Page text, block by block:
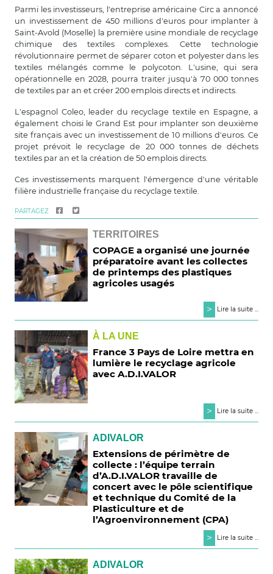
Parmi les investisseurs, l'entreprise américaine Circ a annoncé
un investissement de 450 millions d'euros pour implanter à
Saint-Avold (Moselle) la première usine mondiale de recyclage
chimique des textiles complexes. Cette technologie
révolutionnaire permet de séparer coton et polyester dans les
textiles mélangés comme le polycoton. L'usine, qui sera
opérationnelle en 2028, pourra traiter jusqu'à 70 000 tonnes
de textiles par an et créer 200 emplois directs et indirects.
L'espagnol Coleo, leader du recyclage textile en Espagne, a
également choisi le Grand Est pour implanter son deuxième
site français avec un investissement de 10 millions d'euros. Ce
projet prévoit le recyclage de 20 000 tonnes de déchets
textiles par an et la création de 50 emplois directs.
Ces investissements marquent l'émergence d'une véritable
filière industrielle française du recyclage textile.
PARTAGEZ
TERRITOIRES
COPAGE a organisé une journée
préparatoire avant les collectes
de printemps des plastiques
agricoles usagés
> Lire la suite ...
À LA UNE
France 3 Pays de Loire mettra en
lumière le recyclage agricole
avec A.D.I.VALOR
> Lire la suite ...
ADIVALOR
Extensions de périmètre de
collecte : l’équipe terrain
d’A.D.I.VALOR travaille de
concert avec le pôle scientifique
et technique du Comité de la
Plasticulture et de
l’Agroenvironnement (CPA)
>
Lire la suite ...
ADIVALOR